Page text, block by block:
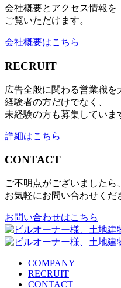
会社概要とアクセス情報を
ご覧いただけます。
会社概要はこちら
RECRUIT
広告全般に関わる営業職を
経験者の方だけでなく、
未経験の方も募集していま
詳細はこちら
CONTACT
ご不明点がございましたら、
お気軽にお問い合わせくだ
お問い合わせはこちら
COMPANY
RECRUIT
CONTACT